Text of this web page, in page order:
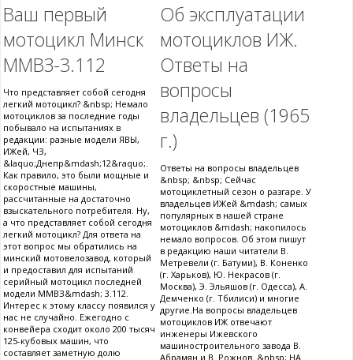
Ваш первый
мотоцикл Минск
ММВЗ-3.112
Что представляет собой сегодня
легкий мотоцикл? &nbsp; Немало
мотоциклов за последние годы
побывало на испытаниях в
редакции: разные модели ЯВЫ,
ИЖей, ЧЗ,
&laquo;Днепр&mdash;12&raquo;.
Как правило, это были мощные и
скоростные машины,
рассчитанные на достаточно
взыскательного потребителя. Ну,
а что представляет собой сегодня
легкий мотоцикл? Для ответа на
этот вопрос мы обратились на
минский мотовелозавод, который
и предоставил для испытаний
серийный мотоцикл последней
модели ММВЗ&mdash; 3.112.
Интерес к этому классу появился у
нас не случайно. Ежегодно с
конвейера сходит около 200 тысяч
125-кубовых машин, что
составляет заметную долю
Об эксплуатации
мотоциклов ИЖ.
Ответы на
вопросы
владельцев (1965
г.)
Ответы на вопросы владельцев
&nbsp; &nbsp; Сейчас
мотоциклетный сезон о разгаре. У
владельцев ИЖей &mdash; самых
популярных в нашей стране
мотоциклов &mdash; накопилось
немало вопросов. Об этом пишут
в редакцию наши читатели В.
Метревели (г. Батуми), В. Коненко
(г. Харьков), Ю. Некрасов (г.
Москва), Э. Эльяшов (г. Одесса), А.
Демченко (г. Тбилиси) и многие
другие.На вопросы владельцев
мотоциклов ИЖ отвечают
инженеры Ижевского
машиностроительного завода В.
Абрамян и В. Рожнов. &nbsp; НА